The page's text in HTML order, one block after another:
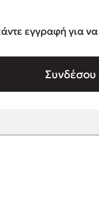
εγγραφή για
Συνδέσου